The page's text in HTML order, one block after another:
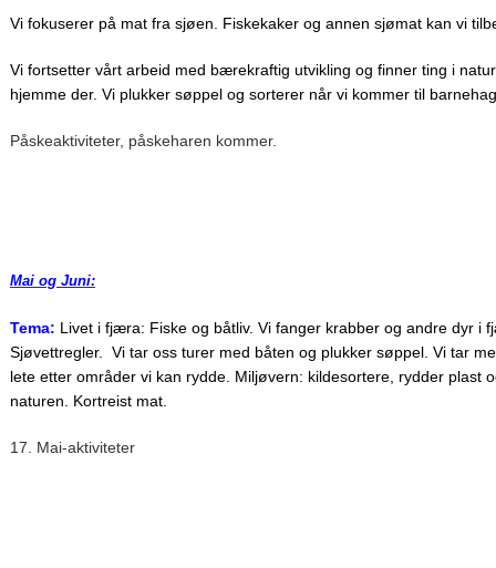
Vi fokuserer på mat fra sjøen. Fiskekaker og annen sjømat kan vi
Vi fortsetter vårt arbeid med bærekraftig utvikling og finner ting i
hjemme der. Vi plukker søppel og sorterer når vi kommer til
Påskeaktiviteter, påskeharen kommer.
Mai og Juni:
Tema: Livet i fjæra: Fiske og båtliv. Vi fanger krabber og andre dyr i
Sjøvettregler. Vi tar oss turer med båten og plukker søppel. Vi tar
lete etter områder vi kan rydde. Miljøvern: kildesortere, rydder plast
naturen. Kortreist mat.
17. Mai-aktiviteter